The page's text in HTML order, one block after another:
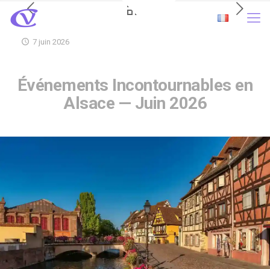
7 juin 2026
Événements Incontournables en
Alsace — Juin 2026